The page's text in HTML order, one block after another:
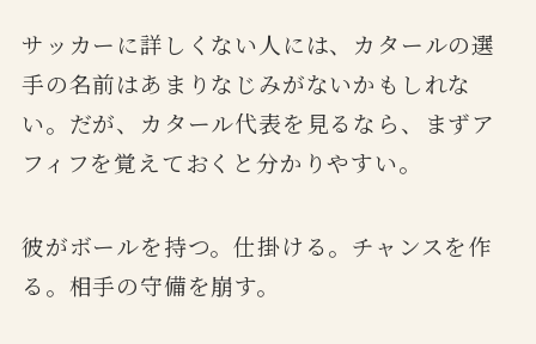
サッカーに詳しくない人には、カタールの選
手の名前はあまりなじみがないかもしれな
い。だが、カタール代表を見るなら、まずア
フィフを覚えておくと分かりやすい。
彼がボールを持つ。仕掛ける。チャンスを作
る。相手の守備を崩す。